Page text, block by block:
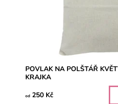
POVLAK NA POLŠTÁŘ
KRAJKA
od 250 Kč